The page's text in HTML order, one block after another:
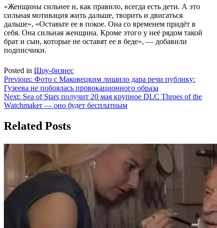
«Женщины сильнее и, как правило, всегда есть дети. А это
сильная мотивация жить дальше, творить и двигаться
дальше», «Оставьте ее в покое. Она со временем придёт в
себя. Она сильная женщина. Кроме этого у неё рядом такой
брат и сын, которые не оставят ее в беде», — добавили
подписчики.
Posted in Шоу-бизнес
Навигация
по
записям
Previous: Фото с Маковецким лишило дара речи публику:
Гузеева не побоялась провокационного образа
Next: Sea of ​​Stars получит 20 мая крупное DLC Throes of the
Watchmaker — оно будет бесплатным
Related Posts